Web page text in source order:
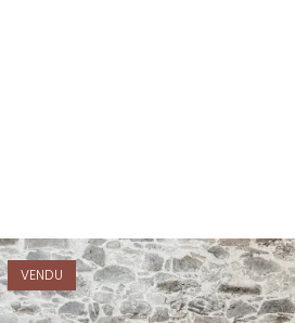
VENDU